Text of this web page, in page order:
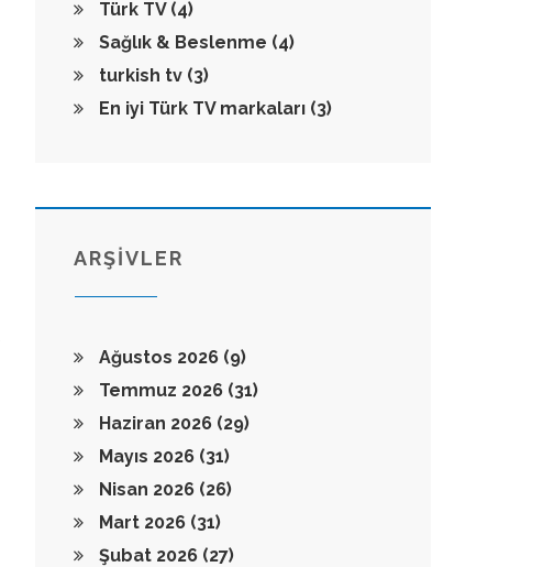
Türk TV (4)
Sağlık & Beslenme (4)
turkish tv (3)
En iyi Türk TV markaları (3)
ARŞİVLER
Ağustos 2026 (9)
Temmuz 2026 (31)
Haziran 2026 (29)
Mayıs 2026 (31)
Nisan 2026 (26)
Mart 2026 (31)
Şubat 2026 (27)